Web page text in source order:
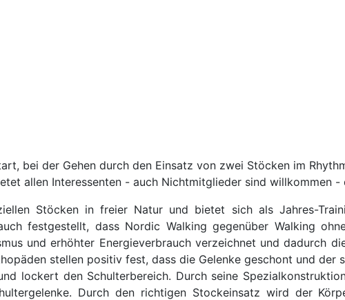
bei der Gehen durch den Einsatz von zwei Stöcken im
allen Interessenten - auch Nichtmitglieder sind willkommen -
Stöcken in freier Natur und bietet sich als Jahres-
festgestellt, dass Nordic Walking gegenüber Walking
und erhöhter Energieverbrauch verzeichnet und dadurch
stellen positiv fest, dass die Gelenke geschont und der
lockert den Schulterbereich. Durch seine
Durch den richtigen Stockeinsatz wird der